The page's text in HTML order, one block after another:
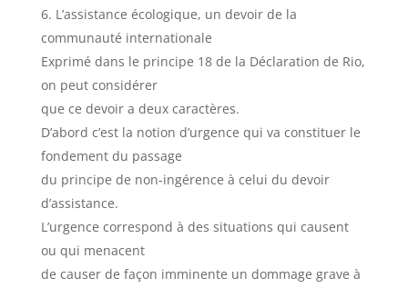
L’assistance écologique, un devoir de la
communauté internationale
Exprimé dans le principe 18 de la Déclaration de Rio,
on peut considérer
que ce devoir a deux caractères.
D’abord c’est la notion d’urgence qui va constituer le
fondement du passage
du principe de non-ingérence à celui du devoir
d’assistance.
L’urgence correspond à des situations qui causent
ou qui menacent
de causer de façon imminente un dommage grave à